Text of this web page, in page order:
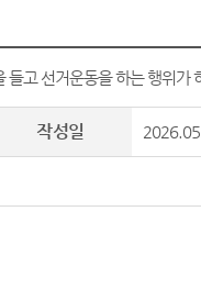
고 선거운동을 하는 행위가
작성일